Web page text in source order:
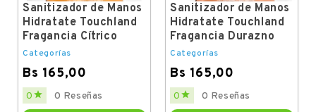
Sanitizador de Manos
Hidratate Touchland
Fragancia Cítrico
Categorías
Bs 165,00
Price
0  0 Reseñas
Sanitizador de Manos
Hidratate Touchland
Fragancia Durazno
Categorías
Bs 165,00
Price
0  0 Reseñas